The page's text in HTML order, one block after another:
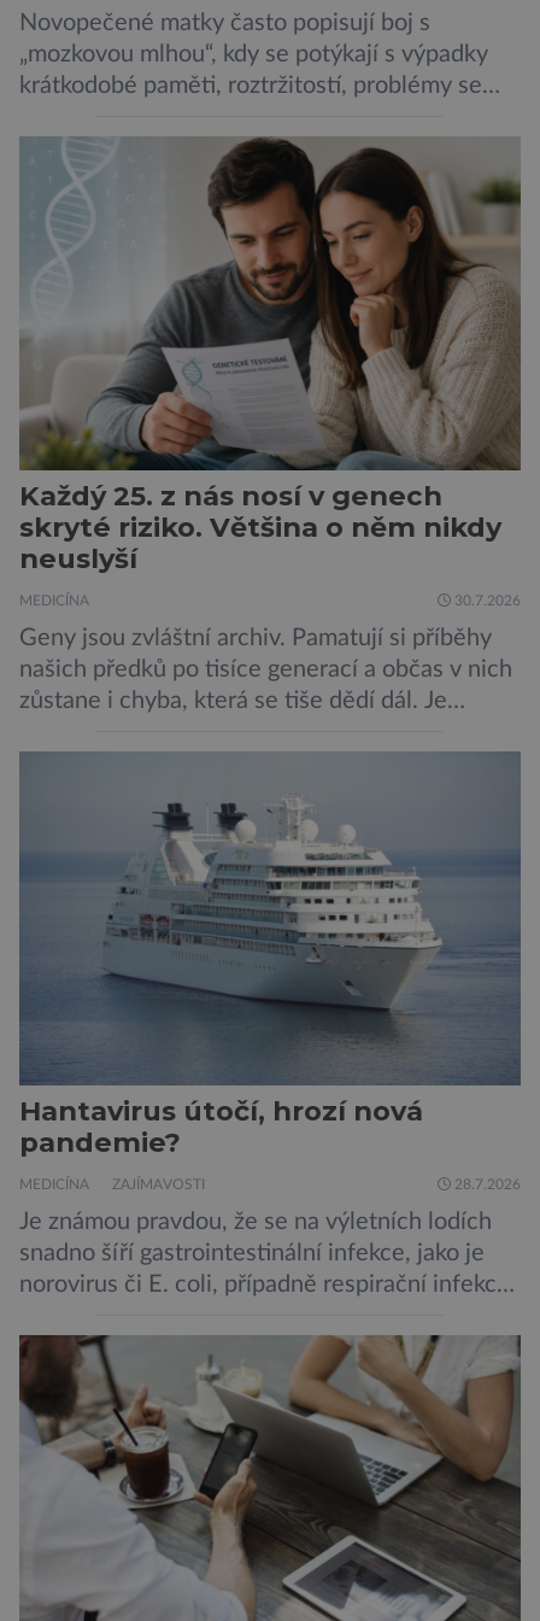
Novopečené matky často popisují boj s
„mozkovou mlhou“, kdy se potýkají s výpadky
krátkodobé paměti, roztržitostí, problémy se
obtíže byly dlouhou dobu připisovány
nedostatku spánku a stresu při péči o
novorozence. Nyní se však ukazuje, že za tím
stojí změny v mozku vyvolané těhotenstvím!
Poporodní mozková mlha, v angličtině […]
Každý 25. z nás nosí v genech
skryté riziko. Většina o něm nikdy
neuslyší
MEDICÍNA 30.7.2026
Geny jsou zvláštní archiv. Pamatují si příběhy
našich předků po tisíce generací a občas v nich
zůstane i chyba, která se tiše dědí dál. Je
jednou rozhodnout o zdraví jeho dítěte. Právě
to je případ řady dědičných onemocnění,
například cystické fibrózy, […]
Hantavirus útočí, hrozí nová
pandemie?
MEDICÍNA ZAJÍMAVOSTI 28.7.2026
Je známou pravdou, že se na výletních lodích
snadno šíří gastrointestinální infekce, jako je
norovirus či E. coli, případně respirační infekce,
Ovšem slyšet o prvním ohnisku hantaviru na
výletní lodi bylo znepokojivé i pro odborníky.
Zdá se, že nebezpečí bylo prozatím zažehnáno.
Máme se bát nové pandemie? Hantavirus […]